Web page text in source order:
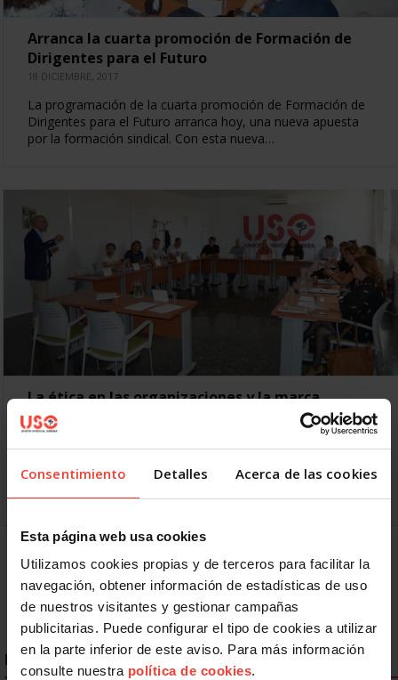
Consentimiento Detalles Acerca de las cookies
Esta página web usa cookies
Utilizamos cookies propias y de terceros para facilitar la
navegación, obtener información de estadísticas de uso
de nuestros visitantes y gestionar campañas
publicitarias. Puede configurar el tipo de cookies a utilizar
en la parte inferior de este aviso. Para más información
consulte nuestra política de cookies.
Arranca la cuarta promoción de Formación de
Dirigentes para el Futuro
18 DICIEMBRE, 2017
La programación de la cuarta promoción de Formación de
Dirigentes para el Futuro arranca hoy, una nueva apuesta
por la formación sindical. Con esta nueva…
La ética en las organizaciones y la marca
personal, en el nuevo curso del FDF
3 OCTUBRE, 2016
promoción de Formación de Dirigentes para el Futuro, que
en esta…
1 2 Siguiente
ENLACES DESTACADOS